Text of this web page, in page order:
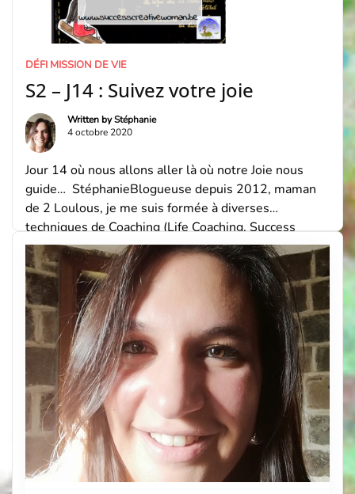
DÉFI MISSION DE VIE
S2 – J14 : Suivez votre joie
Written byStéphanie
4 octobre 2020
Jour 14 où nous allons aller là où notre Joie nous
guide… StéphanieBlogueuse depuis 2012, maman
de 2 Loulous, je me suis formée à diverses
techniques de Coaching (Life Coaching, Success
Coaching, Spiritual Coaching) et de Créativité (Journal
Créatif®, Carnet de Deuil et Tarot Créatif). Je suis
aussi l’auteure du Carnet Créatif « Mère Fille » et […]